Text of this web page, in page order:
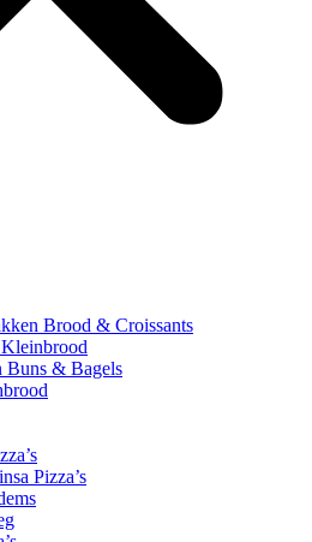
Brood & Croissants
Buns & Bagels
Pizza’s